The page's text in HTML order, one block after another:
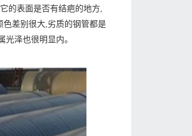
的表面是否有结疤的地方,
差别很大,劣质的钢管都是
泽也很明显内。